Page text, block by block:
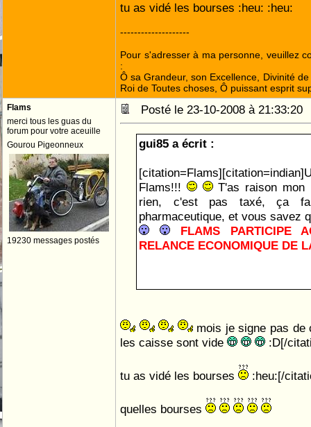
tu as vidé les bourses :heu: :heu:
--------------------
Pour s'adresser à ma personne, veuillez
:
Ô sa Grandeur, son Excellence, Divinité
Roi de Toutes choses, Ô puissant esprit
Flams
merci tous les guas du
forum pour votre aceuille
Gourou Pigeonneux
19230 messages postés
Posté le 23-10-2008 à
gui85 a écrit :
Flams!!!
T'as raison mon
rien, c'est pas taxé, ça
pharmaceutique, et vous savez
FLAMS PARTICIPE
RELANCE ECONOMIQUE DE
mois je signe pas de
les caisse sont vide
:D[/
tu as vidé les bourses :heu:[/
quelles bourses